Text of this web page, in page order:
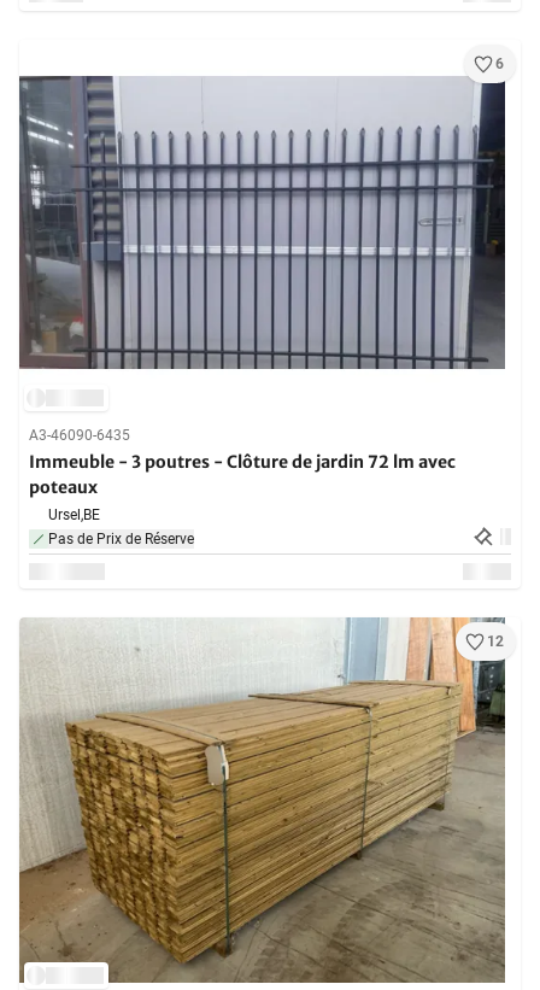
6
A3-46090-6435
Immeuble - 3 poutres - Clôture de jardin 72 lm avec
poteaux
Ursel,BE
Pas de Prix de Réserve
12